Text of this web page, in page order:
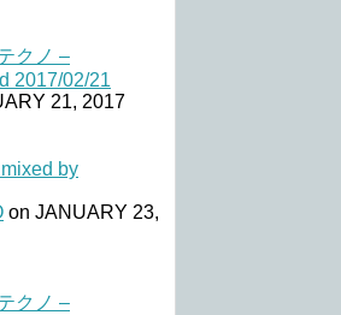
クノ –
2017/02/21
21, 2017
by
on JANUARY 23,
クノ –